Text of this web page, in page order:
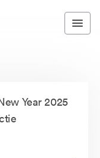
Year 2025